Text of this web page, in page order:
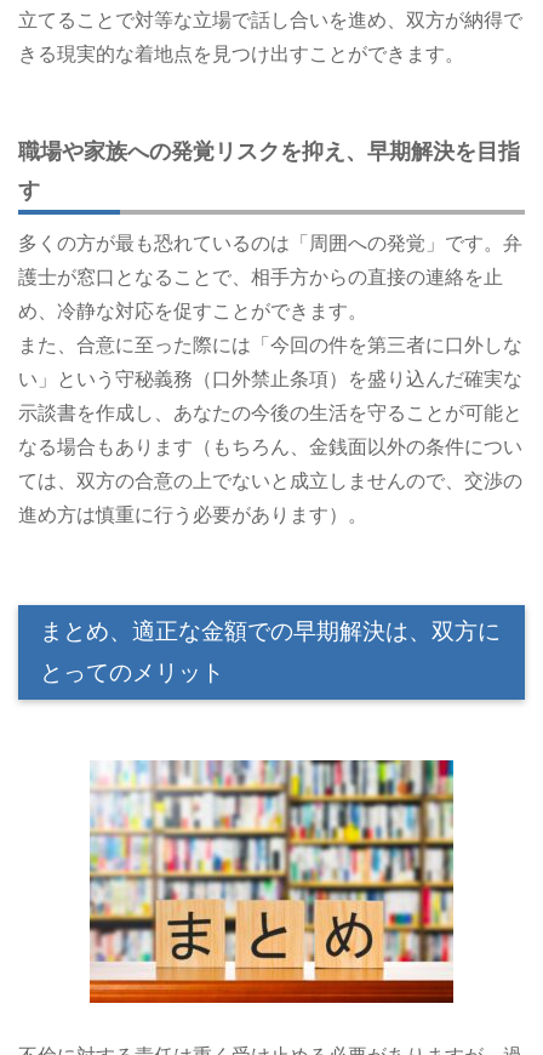
立てることで対等な立場で話し合いを進め、双方が納得で
きる現実的な着地点を見つけ出すことができます。
職場や家族への発覚リスクを抑え、早期解決を目指
す
多くの方が最も恐れているのは「周囲への発覚」です。弁
護士が窓口となることで、相手方からの直接の連絡を止
め、冷静な対応を促すことができます。
また、合意に至った際には「今回の件を第三者に口外しな
い」という守秘義務（口外禁止条項）を盛り込んだ確実な
示談書を作成し、あなたの今後の生活を守ることが可能と
なる場合もあります（もちろん、金銭面以外の条件につい
ては、双方の合意の上でないと成立しませんので、交渉の
進め方は慎重に行う必要があります）。
まとめ、適正な金額での早期解決は、双方に
とってのメリット